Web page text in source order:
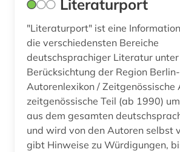
Literaturport
"Literaturport" ist eine
die verschiedensten Bereiche
deutschsprachiger Literatur
Berücksichtung der Region
Autorenlexikon / Zeitgenössische
zeitgenössische Teil (ab 1990)
aus dem gesamten
und wird von den Autoren selbst
gibt Hinweise zu Würdigungen,